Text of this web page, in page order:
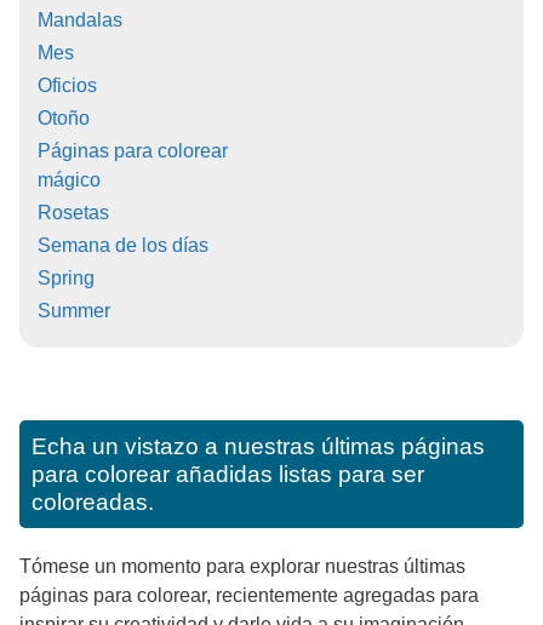
Mandalas
Mes
Oficios
Otoño
Páginas para colorear
mágico
Rosetas
Semana de los días
Spring
Summer
Echa un vistazo a nuestras últimas páginas
para colorear añadidas listas para ser
coloreadas.
Tómese un momento para explorar nuestras últimas
páginas para colorear, recientemente agregadas para